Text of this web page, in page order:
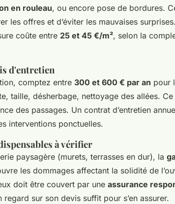
en rouleau, ou encore pose de bordures.
les offres et d’éviter les mauvaises
coûte entre 25 et 45 €/m², selon la
d'entretien
comptez entre 300 et 600 € par an pour
taille, désherbage, nettoyage des allées.
des passages. Un contrat d’entretien
interventions ponctuelles.
à vérifier
paysagère (murets, terrasses en dur), la
les dommages affectant la solidité de
doit être couvert par une assurance
regard sur son devis suffit pour s’en assurer.